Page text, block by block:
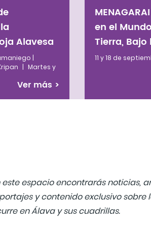
Alavesa
|
| Martes y
Ver más >
en el
Tierra,
11 y 18 de
este espacio encontrarás noticias,
y contenido exclusivo sobre
en Álava y sus cuadrillas.